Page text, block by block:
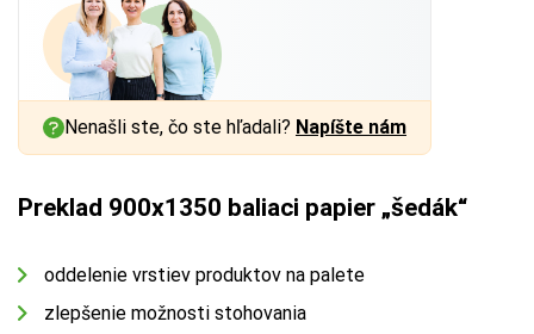
Nenašli ste, čo ste hľadali? Napíšte nám
Preklad 900x1350 baliaci papier „šedák“
oddelenie vrstiev produktov na palete
zlepšenie možnosti stohovania